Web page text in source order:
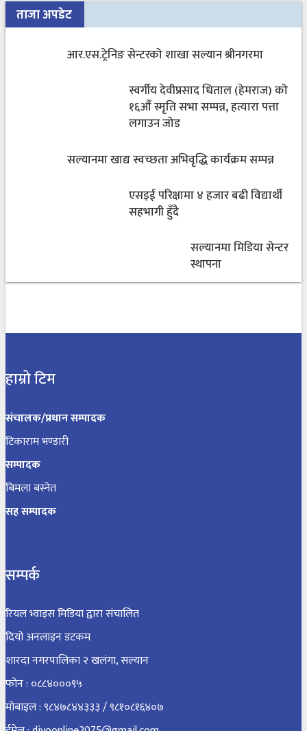
ताजा अपडेट
आर.एस.ट्रेनिङ सेन्टरको शाखा सल्यान श्रीनगरमा
स्वर्गीय देवीप्रसाद धिताल (हेमराज) को
१६औँ स्मृति सभा सम्पन्न, हत्यारा पत्ता
लगाउन जोड
सल्यानमा खाद्य स्वच्छता अभिवृद्धि कार्यक्रम सम्पन्न
एसइई परिक्षामा ४ हजार बढी विद्यार्थी
सहभागी हुँदै
सल्यानमा मिडिया सेन्टर
स्थापना
हाम्रो टिम
संचालक/प्रधान सम्पादक
टिकाराम भण्डारी
सम्पादक
बिमला बस्नेत
सह सम्पादक
सम्पर्क
रियल भ्वाइस मिडिया द्वारा संचालित
दियो अनलाइन डटकम
शारदा नगरपालिका २ खलंगा, सल्यान
फोन : ०८८४०००९५
मोबाइल : ९८४७८४४३३३ / ९८१०८१६४०७